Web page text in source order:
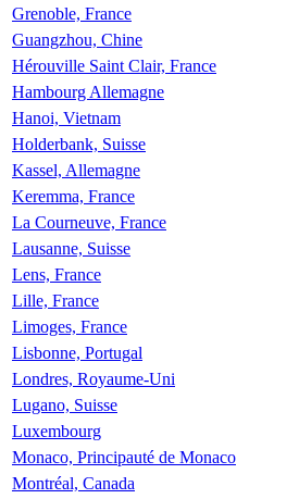
Grenoble, France
Guangzhou, Chine
Hérouville Saint Clair, France
Hambourg Allemagne
Hanoi, Vietnam
Holderbank, Suisse
Kassel, Allemagne
Keremma, France
La Courneuve, France
Lausanne, Suisse
Lens, France
Lille, France
Limoges, France
Lisbonne, Portugal
Londres, Royaume-Uni
Lugano, Suisse
Luxembourg
Monaco, Principauté de Monaco
Montréal, Canada